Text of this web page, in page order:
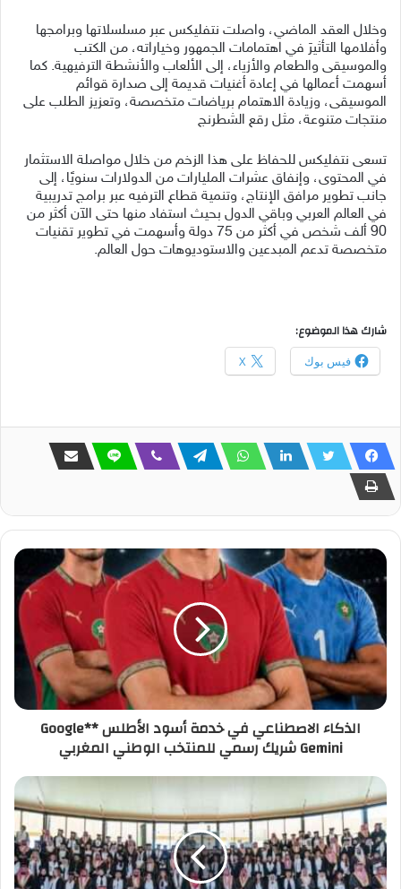
وخلال العقد الماضي، واصلت نتفليكس عبر مسلسلاتها وبرامجها
وأفلامها التأثيرَ في اهتمامات الجمهور وخياراته، من الكتب
والموسيقى والطعام والأزياء، إلى الألعاب والأنشطة الترفيهية. كما
أسهمت أعمالها في إعادة أغنيات قديمة إلى صدارة قوائم
الموسيقى، وزيادة الاهتمام برياضات متخصصة، وتعزيز الطلب على
منتجات متنوعة، مثل رقع الشطرنج
تسعى نتفليكس للحفاظ على هذا الزخم من خلال مواصلة الاستثمار
في المحتوى، وإنفاق عشرات المليارات من الدولارات سنويًا، إلى
جانب تطوير مرافق الإنتاج، وتنمية قطاع الترفيه عبر برامج تدريبية
في العالم العربي وباقي الدول بحيث استفاد منها حتى الآن أكثر من
90 ألف شخص في أكثر من 75 دولة وأسهمت في تطوير تقنيات
متخصصة تدعم المبدعين والاستوديوهات حول العالم.
شارك هذا الموضوع:
فيس بوك X
الذكاء الاصطناعي في خدمة أسود الأطلس **Google
Gemini شريك رسمي للمنتخب الوطني المغربي